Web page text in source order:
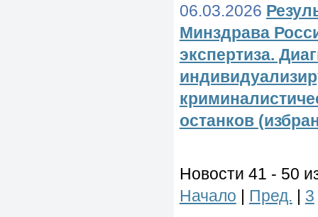
06.03.2026
Минздрава
экспертиза.
останков
Новости 41 - 50
Начало
Пред. 3